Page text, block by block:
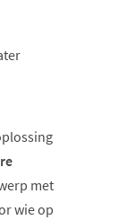
met
wie op